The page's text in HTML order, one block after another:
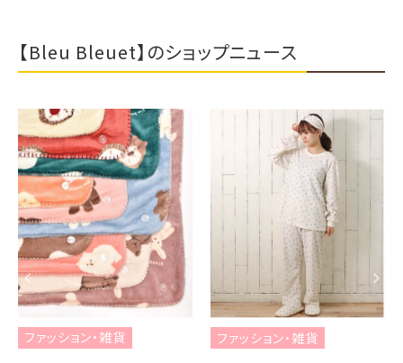
【Bleu Bleuet】のショップニュース
ファッション・雑貨 ファッション・雑貨